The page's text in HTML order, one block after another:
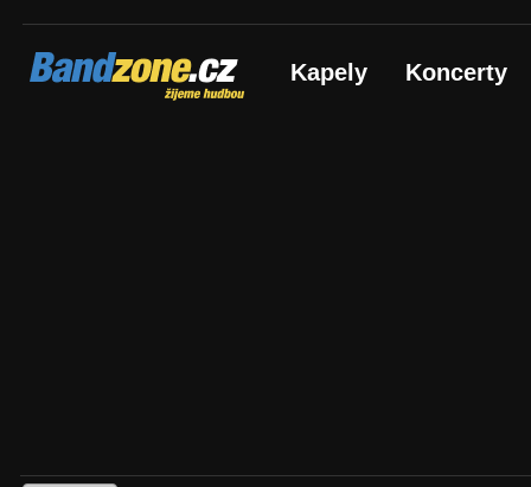
Bandzone.cz
žijeme hudbou Kapely Koncerty